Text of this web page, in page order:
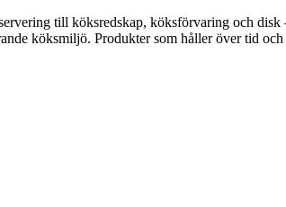
till köksredskap, köksförvaring och
köksmiljö. Produkter som håller över tid och